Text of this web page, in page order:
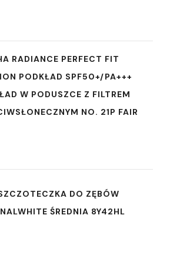
RADIANCE PERFECT FIT
PODKŁAD SPF50+/PA+++
W PODUSZCE Z FILTREM
NO. 21P FAIR
DO ZĘBÓW
ŚREDNIA 8Y42HL